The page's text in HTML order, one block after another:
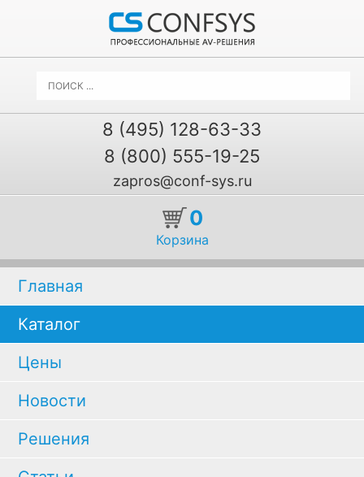
8 (495) 128-63-33
8 (800) 555-19-25
zapros@conf-sys.ru
0
Корзина
Главная
Каталог
Цены
Новости
Решения